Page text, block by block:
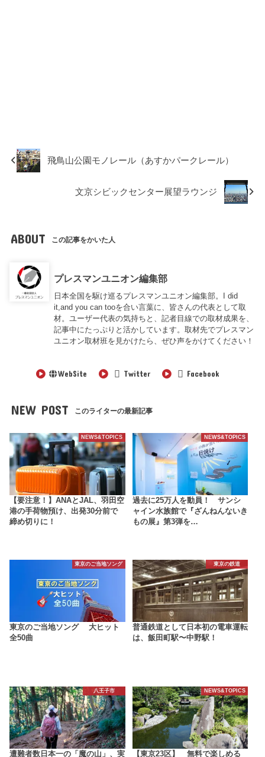
飛鳥山公園モノレール（あすかパークレール）
文京シビックセンター展望ラウンジ
ABOUT この記事をかいた人
プレスマンユニオン編集部
日本全国を駆け巡るプレスマンユニオン編集部。I did
it,and you can tooを合い言葉に、皆さんの代表として取
材。ユーザー代表の気持ちと、記者目線での取材成果を、
記事中にたっぷりと活かしています。取材先でプレスマン
ユニオン取材班を見かけたら、ぜひ声をかけてください！
WebSite Twitter Facebook
NEW POST このライターの最新記事
NEWS&TOPICS
【要注意！】ANAとJAL、羽田空
港の手荷物預け、出発30分前で
締め切りに！
NEWS&TOPICS
過去に25万人を動員！ サンシ
ャイン水族館で『ざんねんないき
もの展』第3弾を…
東京のご当地ソング
東京のご当地ソング 大ヒット
全50曲
東京の鉄道
普通鉄道として日本初の電車運転
は、飯田町駅〜中野駅！
八王子市
遭難者数日本一の「魔の山」、実
NEWS&TOPICS
【東京23区】 無料で楽しめる